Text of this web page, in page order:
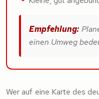
Empfehlung:
einen Umweg
Wer auf eine Karte des